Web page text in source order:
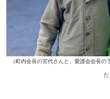
（町内会長の宮代さんと、愛護会会長
た